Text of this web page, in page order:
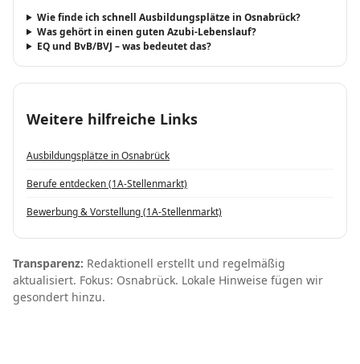
Wie finde ich schnell Ausbildungsplätze in Osnabrück?
Was gehört in einen guten Azubi-Lebenslauf?
EQ und BvB/BVJ – was bedeutet das?
Weitere hilfreiche Links
Ausbildungsplätze in Osnabrück
Berufe entdecken (1A-Stellenmarkt)
Bewerbung & Vorstellung (1A-Stellenmarkt)
Transparenz: Redaktionell erstellt und regelmäßig
aktualisiert. Fokus: Osnabrück. Lokale Hinweise fügen wir
gesondert hinzu.